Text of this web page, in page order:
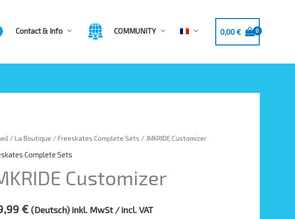
Contact & Info COMMUNITY 0,00€
/La Boutique /Freeskates Complete Sets / JMKRIDE Customizer
Complete Sets
Customizer
€ (Deutsch) inkl. MwSt / incl. VAT